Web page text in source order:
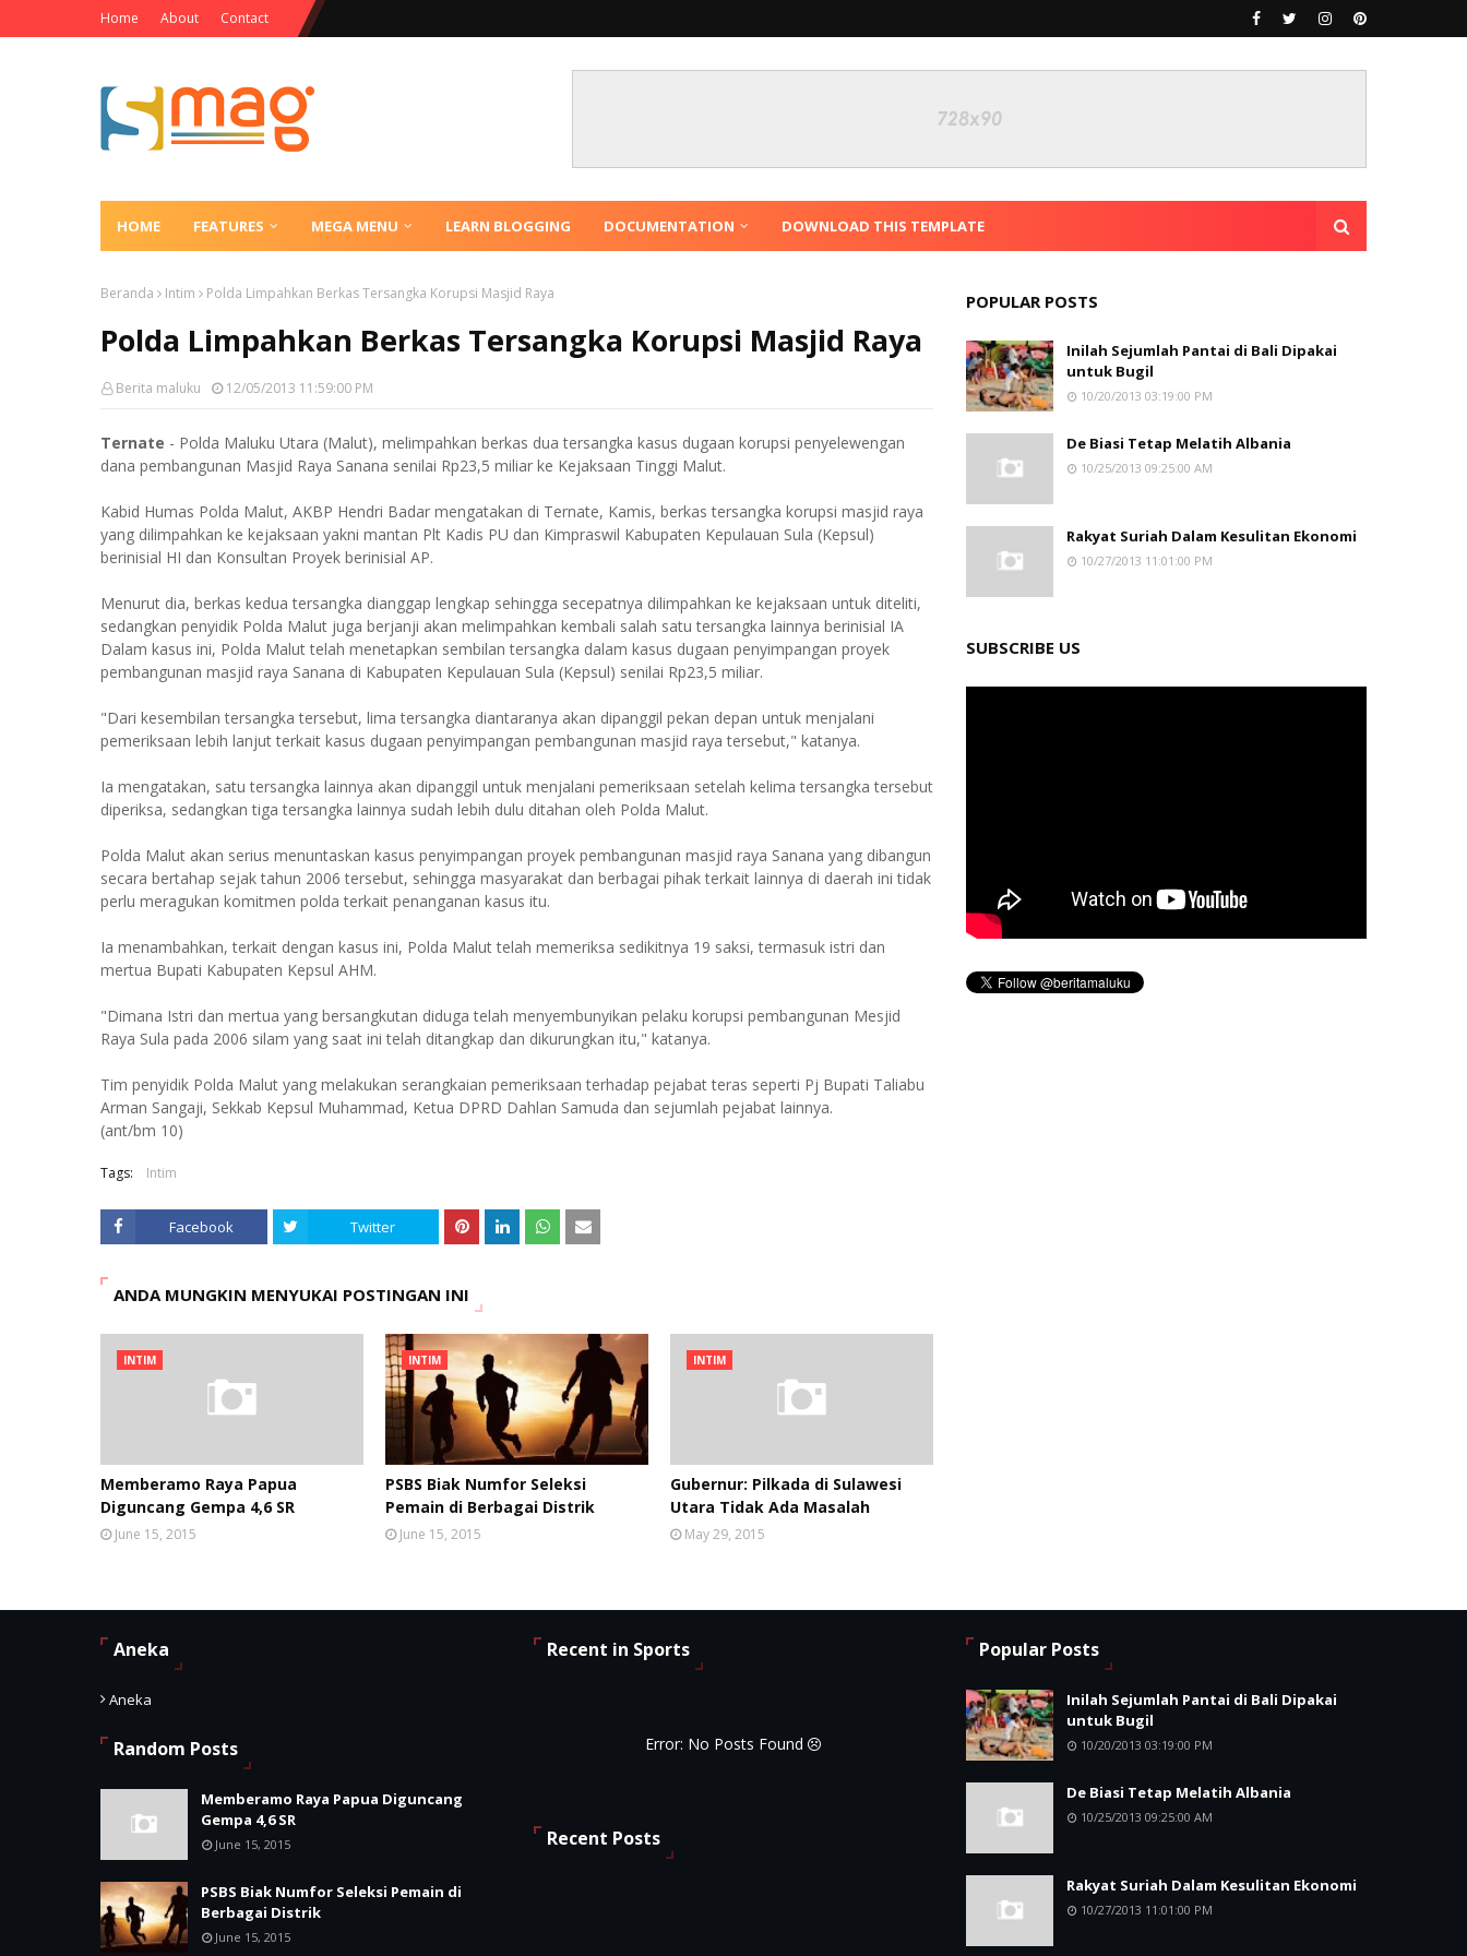
Home About Contact
HOME FEATURES MEGA MENU LEARN BLOGGING DOCUMENTATION DOWNLOAD THIS TEMPLATE
Beranda Intim Polda Limpahkan Berkas Tersangka Korupsi Masjid Raya
Polda Limpahkan Berkas Tersangka Korupsi Masjid Raya
Berita maluku 12/05/2013 11:59:00 PM
Ternate - Polda Maluku Utara (Malut), melimpahkan berkas dua tersangka kasus dugaan korupsi penyelewengan
dana pembangunan Masjid Raya Sanana senilai Rp23,5 miliar ke Kejaksaan Tinggi Malut.
Kabid Humas Polda Malut, AKBP Hendri Badar mengatakan di Ternate, Kamis, berkas tersangka korupsi masjid raya
yang dilimpahkan ke kejaksaan yakni mantan Plt Kadis PU dan Kimpraswil Kabupaten Kepulauan Sula (Kepsul)
berinisial HI dan Konsultan Proyek berinisial AP.
Menurut dia, berkas kedua tersangka dianggap lengkap sehingga secepatnya dilimpahkan ke kejaksaan untuk diteliti,
sedangkan penyidik Polda Malut juga berjanji akan melimpahkan kembali salah satu tersangka lainnya berinisial IA
Dalam kasus ini, Polda Malut telah menetapkan sembilan tersangka dalam kasus dugaan penyimpangan proyek
pembangunan masjid raya Sanana di Kabupaten Kepulauan Sula (Kepsul) senilai Rp23,5 miliar.
"Dari kesembilan tersangka tersebut, lima tersangka diantaranya akan dipanggil pekan depan untuk menjalani
pemeriksaan lebih lanjut terkait kasus dugaan penyimpangan pembangunan masjid raya tersebut," katanya.
Ia mengatakan, satu tersangka lainnya akan dipanggil untuk menjalani pemeriksaan setelah kelima tersangka tersebut
diperiksa, sedangkan tiga tersangka lainnya sudah lebih dulu ditahan oleh Polda Malut.
Polda Malut akan serius menuntaskan kasus penyimpangan proyek pembangunan masjid raya Sanana yang dibangun
secara bertahap sejak tahun 2006 tersebut, sehingga masyarakat dan berbagai pihak terkait lainnya di daerah ini tidak
perlu meragukan komitmen polda terkait penanganan kasus itu.
Ia menambahkan, terkait dengan kasus ini, Polda Malut telah memeriksa sedikitnya 19 saksi, termasuk istri dan
mertua Bupati Kabupaten Kepsul AHM.
"Dimana Istri dan mertua yang bersangkutan diduga telah menyembunyikan pelaku korupsi pembangunan Mesjid
Raya Sula pada 2006 silam yang saat ini telah ditangkap dan dikurungkan itu," katanya.
Tim penyidik Polda Malut yang melakukan serangkaian pemeriksaan terhadap pejabat teras seperti Pj Bupati Taliabu
Arman Sangaji, Sekkab Kepsul Muhammad, Ketua DPRD Dahlan Samuda dan sejumlah pejabat lainnya.
(ant/bm 10)
Tags: Intim
Facebook Twitter
ANDA MUNGKIN MENYUKAI POSTINGAN INI
INTIM
Memberamo Raya Papua
Diguncang Gempa 4,6 SR
June 15, 2015
INTIM
PSBS Biak Numfor Seleksi
Pemain di Berbagai Distrik
June 15, 2015
INTIM
Gubernur: Pilkada di Sulawesi
Utara Tidak Ada Masalah
May 29, 2015
POPULAR POSTS
Inilah Sejumlah Pantai di Bali Dipakai
untuk Bugil
10/20/2013 03:19:00 PM
De Biasi Tetap Melatih Albania
10/25/2013 09:25:00 AM
Rakyat Suriah Dalam Kesulitan Ekonomi
10/27/2013 11:01:00 PM
SUBSCRIBE US
Aneka
Aneka
Random Posts
Memberamo Raya Papua Diguncang
Gempa 4,6 SR
June 15, 2015
PSBS Biak Numfor Seleksi Pemain di
Berbagai Distrik
June 15, 2015
Recent in Sports
Error: No Posts Found
Recent Posts
Popular Posts
Inilah Sejumlah Pantai di Bali Dipakai
untuk Bugil
10/20/2013 03:19:00 PM
De Biasi Tetap Melatih Albania
10/25/2013 09:25:00 AM
Rakyat Suriah Dalam Kesulitan Ekonomi
10/27/2013 11:01:00 PM